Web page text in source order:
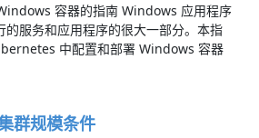
容器的指南 Windows 应用程序
的服务和应用程序的很大一部分。本指
中配置和部署 Windows 容器
群规模条件